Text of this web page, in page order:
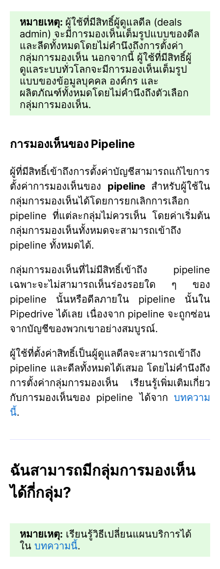
หมายเหตุ: ผู้ใช้ที่มีสิทธิ์ผู้ดูแลดีล (deals
admin) จะมีการมองเห็นเต็มรูปแบบของดีล
และลีดทั้งหมดโดยไม่คำนึงถึงการตั้งค่า
กลุ่มการมองเห็น นอกจากนี้ ผู้ใช้ที่มีสิทธิ์ผู้
ดูแลระบบทั่วโลกจะมีการมองเห็นเต็มรูป
แบบของข้อมูลบุคคล องค์กร และ
ผลิตภัณฑ์ทั้งหมดโดยไม่คำนึงถึงตัวเลือก
กลุ่มการมองเห็น.
การมองเห็นของ Pipeline
ผู้ที่มีสิทธิ์เข้าถึงการตั้งค่าบัญชีสามารถแก้ไขการ
ตั้งค่าการมองเห็นของ pipelineสำหรับผู้ใช้ใน
กลุ่มการมองเห็นได้โดยการยกเลิกการเลือก
pipeline ที่แต่ละกลุ่มไม่ควรเห็น โดยค่าเริ่มต้น
กลุ่มการมองเห็นทั้งหมดจะสามารถเข้าถึง
pipeline ทั้งหมดได้.
กลุ่มการมองเห็นที่ไม่มีสิทธิ์เข้าถึง pipeline
เฉพาะจะไม่สามารถเห็นร่องรอยใด ๆ ของ
pipeline นั้นหรือดีลภายใน pipeline นั้นใน
Pipedrive ได้เลย เนื่องจาก pipeline จะถูกซ่อน
จากบัญชีของพวกเขาอย่างสมบูรณ์.
ผู้ใช้ที่ตั้งค่าสิทธิ์เป็นผู้ดูแลดีลจะสามารถเข้าถึง
pipeline และดีลทั้งหมดได้เสมอ โดยไม่คำนึงถึง
การตั้งค่ากลุ่มการมองเห็น เรียนรู้เพิ่มเติมเกี่ยว
กับการมองเห็นของ pipeline ได้จาก บทความ
นี้.
ฉันสามารถมีกลุ่มการมองเห็น
ได้กี่กลุ่ม?
หมายเหตุ: เรียนรู้วิธีเปลี่ยนแผนบริการได้
ใน บทความนี้.